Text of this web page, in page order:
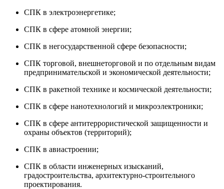
СПК в электроэнергетике;
СПК в сфере атомной энергии;
СПК в негосударственной сфере безопасности;
СПК торговой, внешнеторговой и по отдельным видам
предпринимательской и экономической деятельности;
СПК в ракетной технике и космической деятельности;
СПК в сфере нанотехнологий и микроэлектроники;
СПК в сфере антитеррористической защищенности и
охраны объектов (территорий);
СПК в авиастроении;
СПК в области инженерных изысканий,
градостроительства, архитектурно-строительного
проектирования.